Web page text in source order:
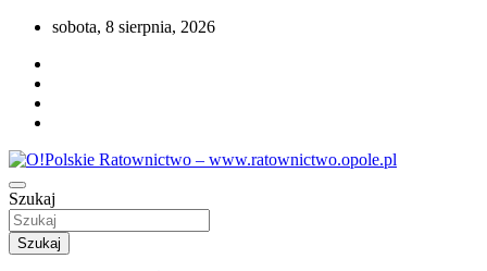
Przejdź
treści
sobota, 8 sierpnia, 2026
O!Polskie Ratownictwo –
www.ratownictwo.opole.pl
Portal opolskiego i polskiego ratownictwa.
Szukaj
Szukaj